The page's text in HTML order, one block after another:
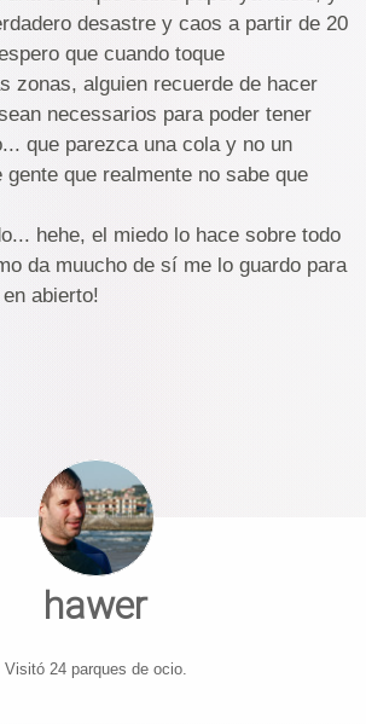
desastre y caos a partir de 20
que cuando toque
zonas, alguien recuerde de hacer
necessarios para poder tener
que parezca una cola y no un
gente que realmente no sabe que
hehe, el miedo lo hace sobre todo
da muucho de sí me lo guardo para
abierto!
hawer
Visitó 24 parques de ocio.